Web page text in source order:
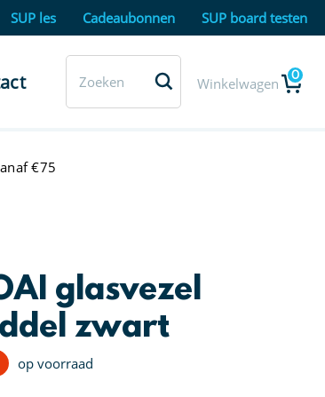
SUP les Cadeaubonnen SUP board testen
Winkelwagen 0
€75
glasvezel
zwart
op voorraad